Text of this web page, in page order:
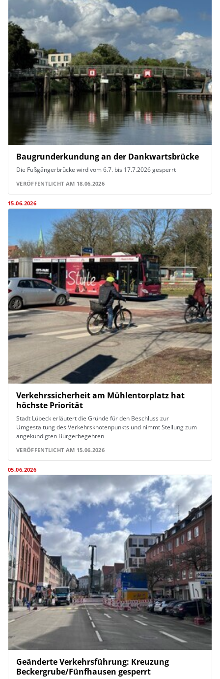
Baugrunderkundung an der Dankwartsbrücke
Die Fußgängerbrücke wird vom 6.7. bis 17.7.2026 gesperrt
VERÖFFENTLICHT AM 18.06.2026
15.06.2026
Verkehrssicherheit am Mühlentorplatz hat
höchste Priorität
Stadt Lübeck erläutert die Gründe für den Beschluss zur
Umgestaltung des Verkehrsknotenpunkts und nimmt Stellung zum
angekündigten Bürgerbegehren
VERÖFFENTLICHT AM 15.06.2026
05.06.2026
Geänderte Verkehrsführung: Kreuzung
Beckergrube/Fünfhausen gesperrt